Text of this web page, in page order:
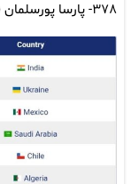
۳۷۸- پارسا پورسلمان (۳۷۳)